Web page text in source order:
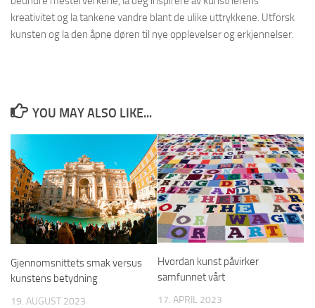
kreativitet og la tankene vandre blant de ulike uttrykkene. Utforsk
kunsten og la den åpne døren til nye opplevelser og erkjennelser.
YOU MAY ALSO LIKE...
Gjennomsnittets smak versus
kunstens betydning
19. AUGUST 2023
Hvordan kunst påvirker
samfunnet vårt
17. APRIL 2023